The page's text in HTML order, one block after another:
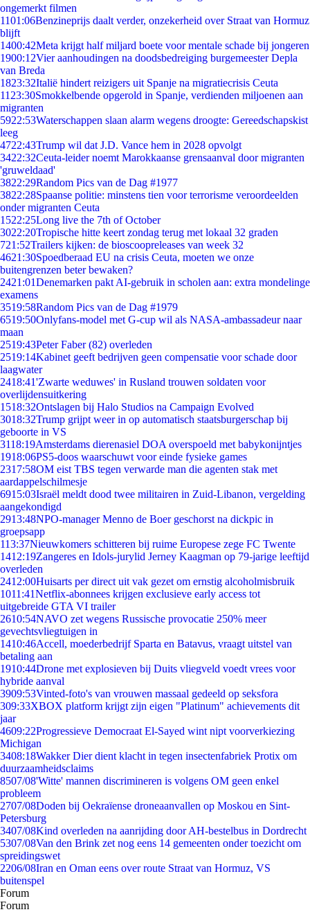
ongemerkt filmen
1101:06Benzineprijs daalt verder, onzekerheid over Straat van Hormuz
blijft
1400:42Meta krijgt half miljard boete voor mentale schade bij jongeren
1900:12Vier aanhoudingen na doodsbedreiging burgemeester Depla
van Breda
1823:32Italië hindert reizigers uit Spanje na migratiecrisis Ceuta
11 23:30Smokkelbende opgerold in Spanje, verdienden miljoenen aan
migranten
5922:53Waterschappen slaan alarm wegens droogte: Gereedschapskist
leeg
4722:43Trump wil dat J.D. Vance hem in 2028 opvolgt
3422:32Ceuta-leider noemt Marokkaanse grensaanval door migranten
'gruweldaad'
3822:29Random Pics van de Dag #1977
3822:28Spaanse politie: minstens tien voor terrorisme veroordeelden
onder migranten Ceuta
1522:25Long live the 7th of October
3022:20Tropische hitte keert zondag terug met lokaal 32 graden
721:52Trailers kijken: de bioscoopreleases van week 32
4621:30Spoedberaad EU na crisis Ceuta, moeten we onze
buitengrenzen beter bewaken?
2421:01Denemarken pakt AI-gebruik in scholen aan: extra mondelinge
examens
3519:58Random Pics van de Dag #1979
6519:50Onlyfans-model met G-cup wil als NASA-ambassadeur naar
maan
2519:43Peter Faber (82) overleden
2519:14Kabinet geeft bedrijven geen compensatie voor schade door
laagwater
2418:41'Zwarte weduwes' in Rusland trouwen soldaten voor
overlijdensuitkering
1518:32Ontslagen bij Halo Studios na Campaign Evolved
3018:32Trump grijpt weer in op automatisch staatsburgerschap bij
geboorte in VS
3118:19Amsterdams dierenasiel DOA overspoeld met babykonijntjes
1918:06PS5-doos waarschuwt voor einde fysieke games
2317:58OM eist TBS tegen verwarde man die agenten stak met
aardappelschilmesje
6915:03Israël meldt dood twee militairen in Zuid-Libanon, vergelding
aangekondigd
2913:48NPO-manager Menno de Boer geschorst na dickpic in
groepsapp
113:37Nieuwkomers schitteren bij ruime Europese zege FC Twente
1412:19Zangeres en Idols-jurylid Jerney Kaagman op 79-jarige leeftijd
overleden
2412:00Huisarts per direct uit vak gezet om ernstig alcoholmisbruik
1011:41Netflix-abonnees krijgen exclusieve early access tot
uitgebreide GTA VI trailer
2610:54NAVO zet wegens Russische provocatie 250% meer
gevechtsvliegtuigen in
1410:46Accell, moederbedrijf Sparta en Batavus, vraagt uitstel van
betaling aan
1910:44Drone met explosieven bij Duits vliegveld voedt vrees voor
hybride aanval
3909:53Vinted-foto's van vrouwen massaal gedeeld op seksfora
309:33XBOX platform krijgt zijn eigen "Platinum" achievements dit
jaar
4609:22Progressieve Democraat El-Sayed wint nipt voorverkiezing
Michigan
3408:18Wakker Dier dient klacht in tegen insectenfabriek Protix om
duurzaamheidsclaims
8507/08'Witte' mannen discrimineren is volgens OM geen enkel
probleem
2707/08Doden bij Oekraïense droneaanvallen op Moskou en Sint-
Petersburg
3407/08Kind overleden na aanrijding door AH-bestelbus in Dordrecht
5307/08Van den Brink zet nog eens 14 gemeenten onder toezicht om
spreidingswet
2206/08Iran en Oman eens over route Straat van Hormuz, VS
buitenspel
Forum
Forum